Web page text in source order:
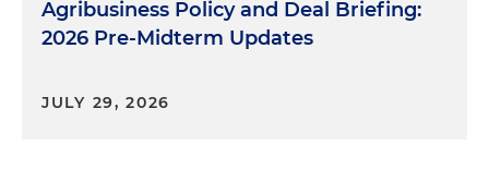
Agribusiness Policy and Deal Briefing:
2026 Pre-Midterm Updates
JULY 29, 2026